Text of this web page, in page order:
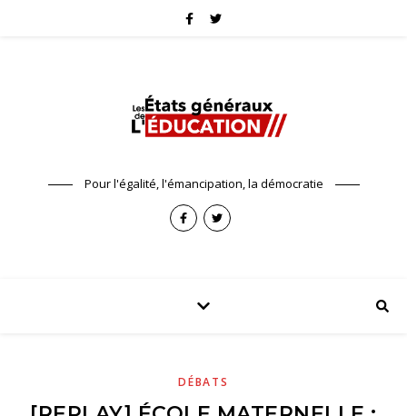
Pour l'égalité, l'émancipation, la démocratie
DÉBATS